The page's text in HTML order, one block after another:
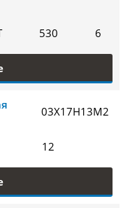
530 6
03Х17Н13М2
12